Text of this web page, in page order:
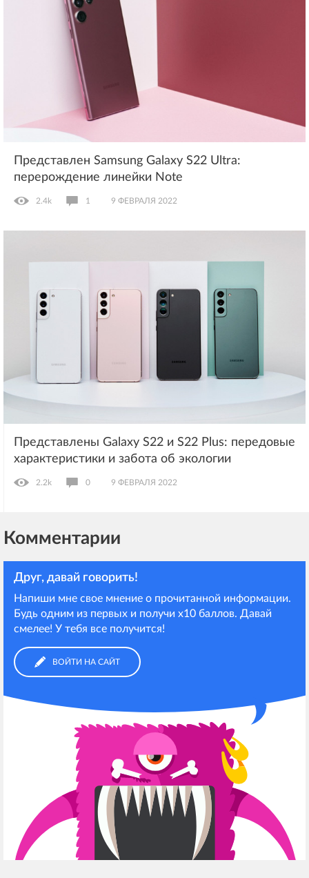
Представлен Samsung Galaxy S22 Ultra:
перерождение линейки Note
2.4k 1 9 ФЕВРАЛЯ 2022
Представлены Galaxy S22 и S22 Plus: передовые
характеристики и забота об экологии
2.2k 0 9 ФЕВРАЛЯ 2022
Комментарии
Друг, давай говорить!
Напиши мне свое мнение о прочитанной информации.
Будь одним из первых и получи х10 баллов. Давай
смелее! У тебя все получится!
ВОЙТИ НА САЙТ